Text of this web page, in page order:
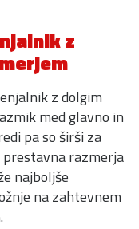
z
z dolgim
med glavno in
pa so širši za
razmerja
najboljše
na zahtevnem